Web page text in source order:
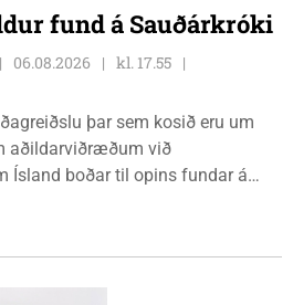
fund á Sauðárkróki
06.08.2026
kl. 17.55
þar sem kosið eru um
aðildarviðræðum við
Ísland boðar til opins fundar á
1 á Sauðarkróki, laugardaginn